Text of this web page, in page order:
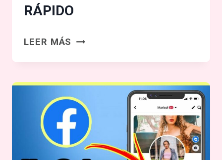
RÁPIDO
LEER MÁS CÓMO
SEGUIDORES
DE
FACEBOOK
2025
FÁCIL